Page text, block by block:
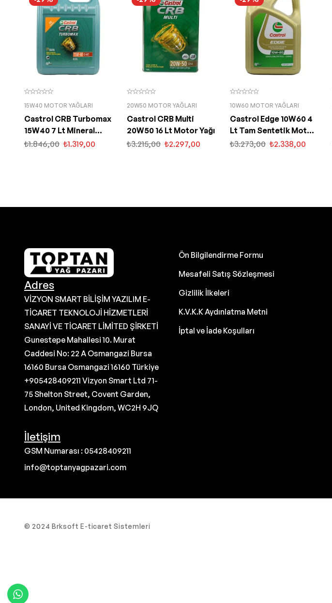
15W40 MOTOR YAĞLARI
Castrol CRB Turbomax
15W40 7 Lt Mineral
Motor Yağı
₺1.846,00 ₺1.319,00
20W50 MOTOR YAĞLARI
Castrol CRB Multi
20W50 16 Lt Motor Yağı
₺3.215,00 ₺2.297,00
10W60 MOTOR YAĞLARI
Castrol Edge 10W60 4
Lt Tam Sentetik Motor
Yağı
₺3.273,00 ₺2.338,00
Adres
VİZYON SMART BİLİŞİM YAZILIM E-
TİCARET TEKNOLOJİ HİZMETLERİ
SANAYİ VE TİCARET LİMİTED ŞİRKETİ
Gunestepe Mahallesi 10. Murat
Caddesi No: 22 A Osmangazi Bursa
16160 Bursa Osmangazi 16160 Türkiye
+905428409211 Vizyon Smart Ltd 71-
75 Shelton Street, Covent Garden,
London, United Kingdom, WC2H 9JQ
İletişim
GSM Numarası : 05428409211
info@toptanyagpazari.com
Ön Bilgilendirme Formu
Mesafeli Satış Sözleşmesi
Gizlilik İlkeleri
K.V.K.K Aydınlatma Metni
İptal ve İade Koşulları
© 2024 Brksoft E-ticaret Sistemleri